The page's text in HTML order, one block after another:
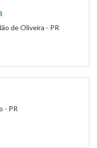
de Oliveira - PR
- PR